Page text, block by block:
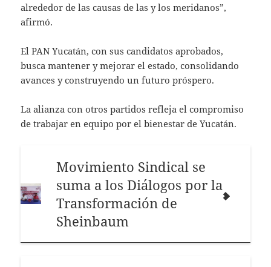
alrededor de las causas de las y los meridanos”,
afirmó.
El PAN Yucatán, con sus candidatos aprobados,
busca mantener y mejorar el estado, consolidando
avances y construyendo un futuro próspero.
La alianza con otros partidos refleja el compromiso
de trabajar en equipo por el bienestar de Yucatán.
Movimiento Sindical se
suma a los Diálogos por la
Transformación de
Sheinbaum